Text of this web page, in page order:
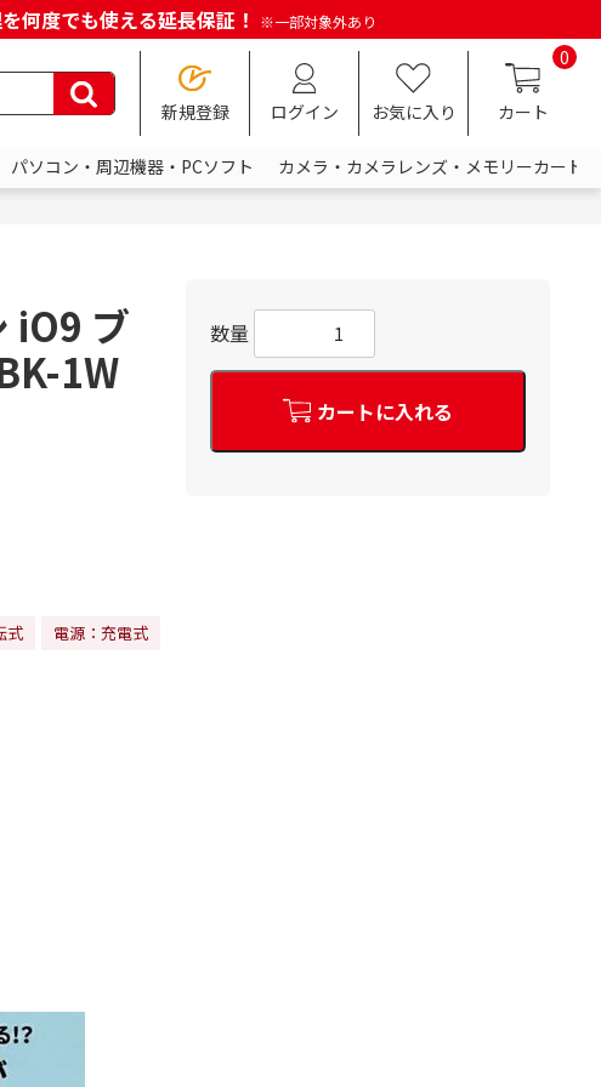
何度でも使える延長保証！ ※一部対象外あり
新規登録 ログイン お気に入り
0
カート
パソコン・周辺機器・PCソフト
カメラ・カメラレンズ・メモリーカード
iO9 ブ
1W
式 電源：充電式
数量
カートに入れる